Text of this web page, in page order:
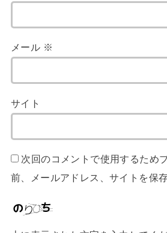
メール ※
サイト
次回のコメントで使用するため
前、メールアドレス、サイトを保存